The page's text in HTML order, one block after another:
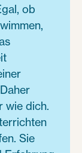
ob
wie dich.
Sie